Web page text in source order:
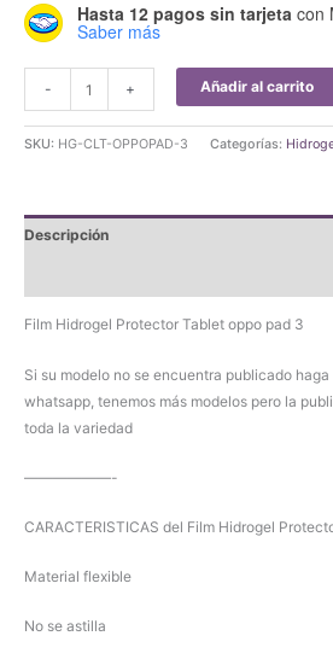
Hasta 12 pagos sin tarjeta con
Saber más
-
Hidrogel
Protector
pad
3
+ Añadir al carrito
SKU: HG-CLT-OPPOPAD-3 Categorías:
Descripción
Film Hidrogel Protector Tablet oppo pad 3
Si su modelo no se encuentra publicado
whatsapp, tenemos más modelos pero la
toda la variedad
——————-
CARACTERISTICAS del Film Hidrogel
Material flexible
No se astilla